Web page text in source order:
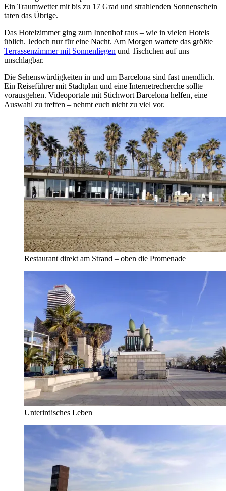
Ein Traumwetter mit bis zu 17 Grad und strahlenden Sonnenschein
taten das Übrige.
Das Hotelzimmer ging zum Innenhof raus – wie in vielen Hotels
üblich. Jedoch nur für eine Nacht. Am Morgen wartete das größte
Terrassenzimmer mit Sonnenliegen und Tischchen auf uns –
unschlagbar.
Die Sehenswürdigkeiten in und um Barcelona sind fast unendlich.
Ein Reiseführer mit Stadtplan und eine Internetrecherche sollte
vorausgehen. Videoportale mit Stichwort Barcelona helfen, eine
Auswahl zu treffen – nehmt euch nicht zu viel vor.
Restaurant direkt am Strand – oben die Promenade
Unterirdisches Leben